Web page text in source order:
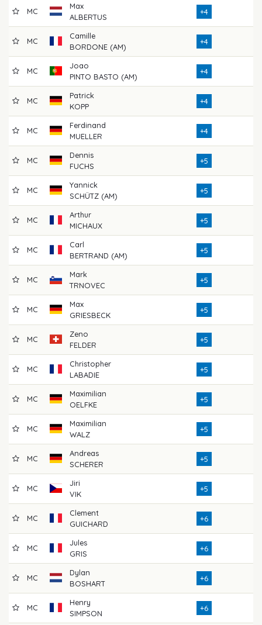
MC
Max
ALBERTUS
+4
MC
Camille
BORDONE (AM)
+4
MC
Joao
PINTO BASTO (AM)
+4
MC
Patrick
KOPP
+4
MC
Ferdinand
MUELLER
+4
MC
Dennis
FUCHS
+5
MC
Yannick
SCHÜTZ (AM)
+5
MC
Arthur
MICHAUX
+5
MC
Carl
BERTRAND (AM)
+5
MC
Mark
TRNOVEC
+5
MC
Max
GRIESBECK
+5
MC
Zeno
FELDER
+5
MC
Christopher
LABADIE
+5
MC
Maximilian
OELFKE
+5
MC
Maximilian
WALZ
+5
MC
Andreas
SCHERER
+5
MC
Jiri
VIK
+5
MC
Clement
GUICHARD
+6
MC
Jules
GRIS
+6
MC
Dylan
BOSHART
+6
MC
Henry
SIMPSON
+6